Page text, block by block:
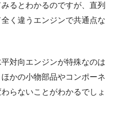
るとわかるのですが、直列
く違うエンジンで共通点な
対向エンジンが特殊なのは
かの小物部品やコンポーネ
らないことがわかるでしょ